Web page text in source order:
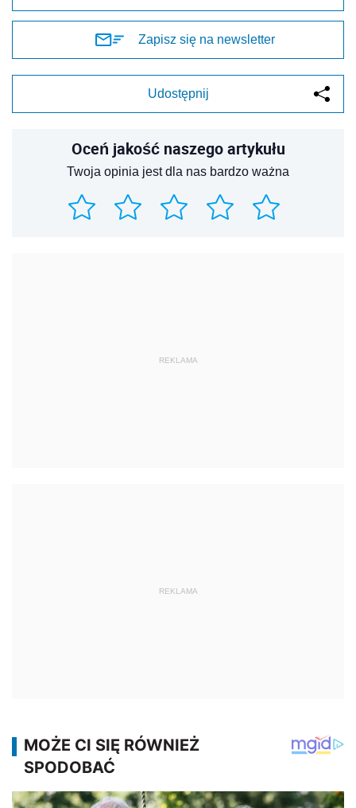
Zapisz się na newsletter
Udostępnij
Oceń jakość naszego artykułu
Twoja opinia jest dla nas bardzo ważna
REKLAMA
REKLAMA